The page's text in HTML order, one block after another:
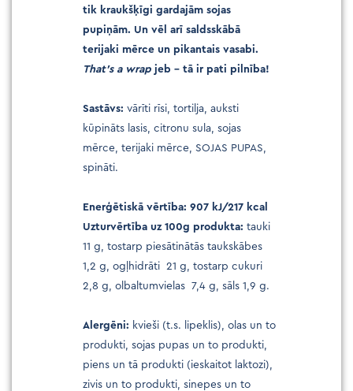
tik kraukšķīgi gardajām sojas
pupiņām. Un vēl arī saldsskābā
terijaki mērce un pikantais vasabi.
That’s a wrap jeb – tā ir pati pilnība!
Sastāvs: vārīti rīsi, tortilja, auksti
kūpināts lasis, citronu sula, sojas
mērce, terijaki mērce, SOJAS PUPAS,
spināti.
Enerģētiskā vērtība: 907 kJ/217 kcal
Uzturvērtība uz 100g produkta: tauki
11 g, tostarp piesātinātās taukskābes
1,2 g, ogļhidrāti 21 g, tostarp cukuri
2,8 g, olbaltumvielas 7,4 g, sāls 1,9 g.
Alergēni: kvieši (t.s. lipeklis), olas un to
produkti, sojas pupas un to produkti,
piens un tā produkti (ieskaitot laktozi),
zivis un to produkti, sinepes un to